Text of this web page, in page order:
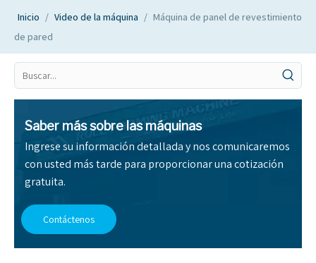
Inicio / Video de la máquina / Máquina de panel de revestimiento
de pared
Saber más sobre las máquinas
Ingrese su información detallada y nos comunicaremos
con usted más tarde para proporcionar una cotización
gratuita.
Contáctenos